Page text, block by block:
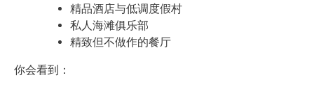
精品酒店与低调度假村
私人海滩俱乐部
精致但不做作的餐厅
你会看到：